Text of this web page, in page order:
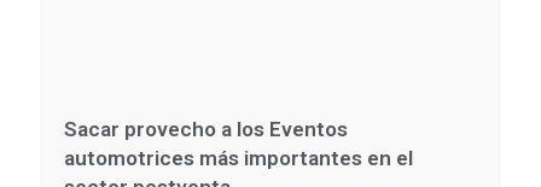
Sacar provecho a los Eventos
automotrices más importantes en el